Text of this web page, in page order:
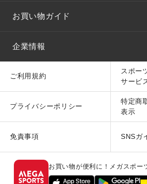
お買い物ガイド
企業情報
ご利用規約
スポー
サービ
プライバシーポリシー
特定商
表示
免責事項 SNSガ
お買い物が便利に！メガスポー